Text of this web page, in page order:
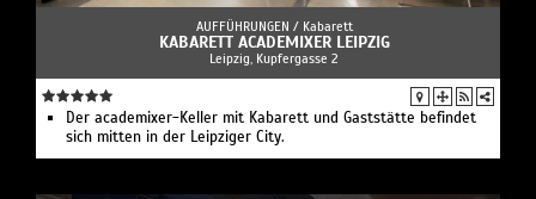
AUFFÜHRUNGEN / Kabarett
KABARETT ACADEMIXER LEIPZIG
Leipzig, Kupfergasse 2
Der academixer-Keller mit Kabarett und Gaststätte befindet
sich mitten in der Leipziger City.